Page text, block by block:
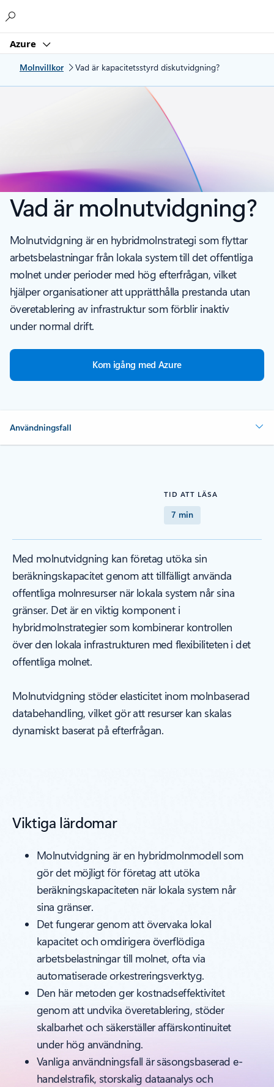
Azure
Molnvillkor Vad är kapacitetsstyrd diskutvidgning?
Vad är molnutvidgning?
Molnutvidgning är en hybridmolnstrategi som flyttar
arbetsbelastningar från lokala system till det offentliga
molnet under perioder med hög efterfrågan, vilket
hjälper organisationer att upprätthålla prestanda utan
överetablering av infrastruktur som förblir inaktiv
under normal drift.
Kom igång med Azure
Användningsfall
TID ATT LÄSA
7 min
Med molnutvidgning kan företag utöka sin
beräkningskapacitet genom att tillfälligt använda
offentliga molnresurser när lokala system når sina
gränser. Det är en viktig komponent i
hybridmolnstrategier som kombinerar kontrollen
över den lokala infrastrukturen med flexibiliteten i det
offentliga molnet.
Molnutvidgning stöder elasticitet inom molnbaserad
databehandling, vilket gör att resurser kan skalas
dynamiskt baserat på efterfrågan.
Viktiga lärdomar
Molnutvidgning är en hybridmolnmodell som
gör det möjligt för företag att utöka
beräkningskapaciteten när lokala system når
sina gränser.
Det fungerar genom att övervaka lokal
kapacitet och omdirigera överflödiga
arbetsbelastningar till molnet, ofta via
automatiserade orkestreringsverktyg.
Den här metoden ger kostnadseffektivitet
genom att undvika överetablering, stöder
skalbarhet och säkerställer affärskontinuitet
under hög användning.
Vanliga användningsfall är säsongsbaserad e-
handelstrafik, storskalig dataanalys och